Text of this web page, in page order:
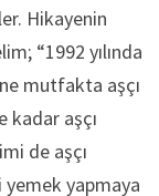
Hikayenin
“1992 yılında
mutfakta aşçı
kadar aşçı
de aşçı
yapmaya